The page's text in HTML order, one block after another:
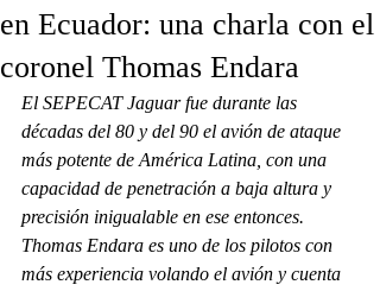
en Ecuador: una charla con el
coronel Thomas Endara
El SEPECAT Jaguar fue durante las
décadas del 80 y del 90 el avión de ataque
más potente de América Latina, con una
capacidad de penetración a baja altura y
precisión inigualable en ese entonces.
Thomas Endara es uno de los pilotos con
más experiencia volando el avión y cuenta